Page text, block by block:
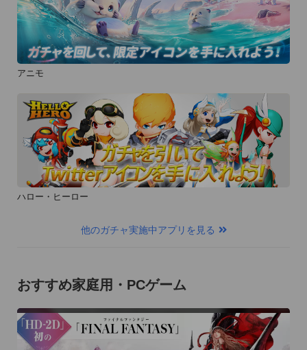
アニモ
ハロー・ヒーロー
他のガチャ実施中アプリを見る
おすすめ家庭用・PCゲーム